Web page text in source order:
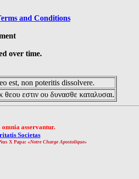
and Conditions
over time.
est, non poteritis dissolvere.
θεου εστιν ου δυνασθε καταλυσαι.
asservantur.
Societas
X Papa: «Notre Charge Apostolique»